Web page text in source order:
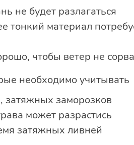
не будет разлагаться
тонкий материал
чтобы ветер не
необходимо учитывать
затяжных заморозков
может разрастись
затяжных ливней